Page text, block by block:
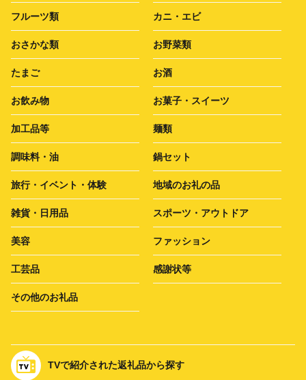
フルーツ類 カニ・エビ
おさかな類 お野菜類
たまご お酒
お飲み物 お菓子・スイーツ
加工品等 麺類
調味料・油 鍋セット
旅行・イベント・体験 地域のお礼の品
雑貨・日用品 スポーツ・アウトドア
美容 ファッション
工芸品 感謝状等
その他のお礼品
TVで紹介された返礼品から探す